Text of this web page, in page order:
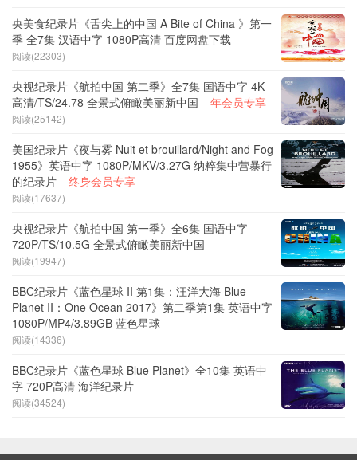
央美食纪录片《舌尖上的中国 A Bite of China 》第一
季 全7集 汉语中字 1080P高清 百度网盘下载
阅读(22303)
央视纪录片《航拍中国 第二季》全7集 国语中字 4K
高清/TS/24.78 全景式俯瞰美丽新中国---年会员专享
阅读(25142)
美国纪录片《夜与雾 Nuit et brouillard/Night and Fog
1955》英语中字 1080P/MKV/3.27G 纳粹集中营暴行
的纪录片---终身会员专享
阅读(17637)
央视纪录片《航拍中国 第一季》全6集 国语中字
720P/TS/10.5G 全景式俯瞰美丽新中国
阅读(19947)
BBC纪录片《蓝色星球 II 第1集：汪洋大海 Blue
Planet II：One Ocean 2017》第二季第1集 英语中字
1080P/MP4/3.89GB 蓝色星球
阅读(14336)
BBC纪录片《蓝色星球 Blue Planet》全10集 英语中
字 720P高清 海洋纪录片
阅读(34524)